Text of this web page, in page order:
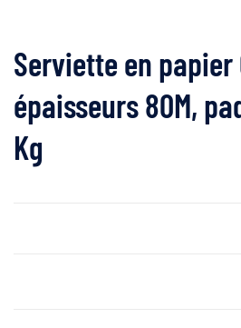
Serviette en papier
épaisseurs 80M,
Kg